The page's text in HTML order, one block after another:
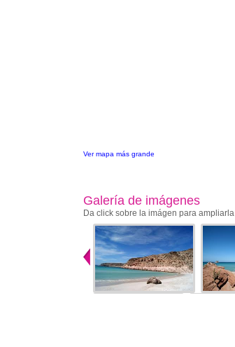
Ver mapa más grande
Galería de imágenes
Da click sobre la imágen para ampliarla